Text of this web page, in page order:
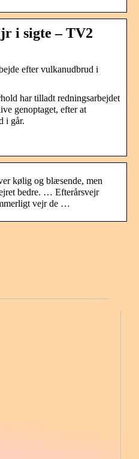
i sigte – TV2
efter vulkanudbrud i
har tilladt redningsarbejdet
genoptaget, efter at
i går.
kølig og blæsende, men
bedre. … Efterårsvejr
vejr de …